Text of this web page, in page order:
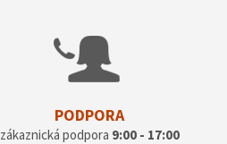
PODPORA
zákaznická podpora 9:00 - 17:00